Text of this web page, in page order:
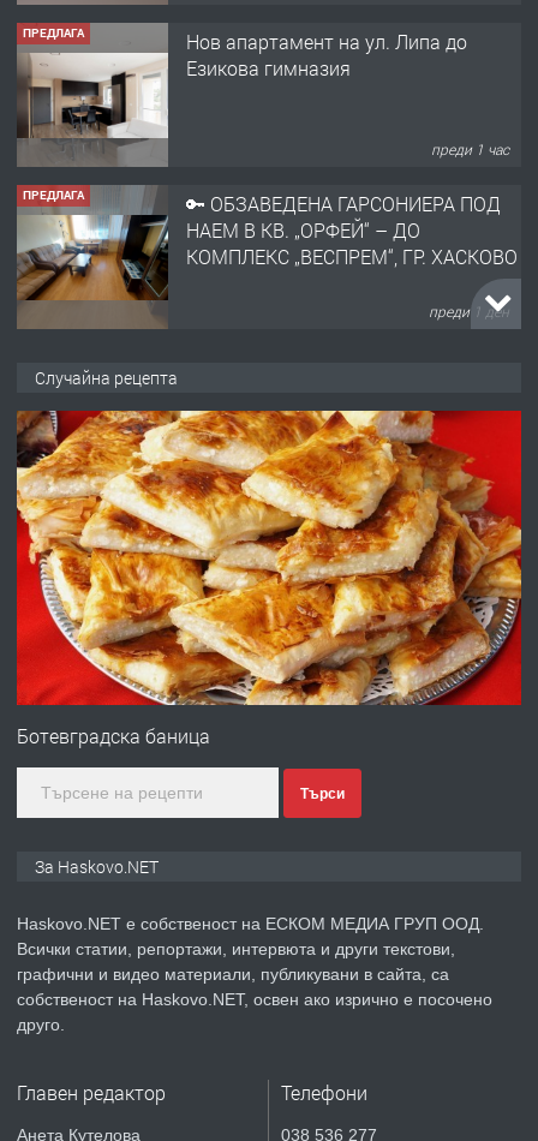
ПРЕДЛАГА
🔑 ОБЗАВЕДЕНА ГАРСОНИЕРА ПОД
НАЕМ В КВ. „ОРФЕЙ“ – ДО
преди 1 ден
ПРЕДЛАГА
НАПЪЛНО ОБЗАВЕДЕН И
ОБОРУДВАН ТРИСТАЕН
АПАРТАМЕНТ В ЦЕНТЪРА НА ГР.
преди 2 дни
преди 2 дни
ПРЕДЛАГА
№4120 Магазин/Офис под наем в кв.
Любен Каравелов, Хасково-близо до
градската градина!
преди 2 дни
ПРЕДЛАГА
ПРОСТОРЕН ТРИСТАЕН
КУБА
преди 3 дни
ПРЕДЛАГА СГЛОБЯВАНЕ НА МЕБЕЛИ.
Случайна рецепта
Ботевградска баница
Търси
За Haskovo.NET
Haskovo.NET е собственост на ЕСКОМ МЕДИА ГРУП ООД.
Всички статии, репортажи, интервюта и други текстови,
графични и видео материали, публикувани в сайта, са
собственост на Haskovo.NET, освен ако изрично е посочено
друго.
Главен редактор
Анета Кутелова
Телефони
038 536 277